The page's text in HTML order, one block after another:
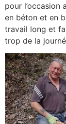
pour l’occasion
en béton et en
travail long et
trop de la